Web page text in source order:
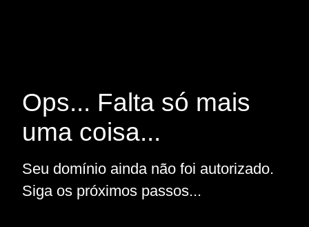
Ops... Falta só mais
uma coisa...
Seu domínio ainda não foi autorizado.
Siga os próximos passos...